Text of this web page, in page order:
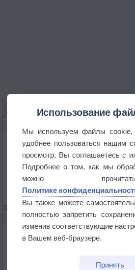
Температура
Давление
Осадки
Облачность
Список всех карт
НОВОЕ О ПОГОДЕ
Максимум лета не сдаётся
Космическая погода
Использование
Мы используем файлы
удобнее пользоваться нашим
просмотр, Вы соглашаетесь с
Подробнее о том, как мы
можно
Политике
Вы также можете
полностью запретить
изменив соответствующие
в Вашем веб-браузере.
Принять